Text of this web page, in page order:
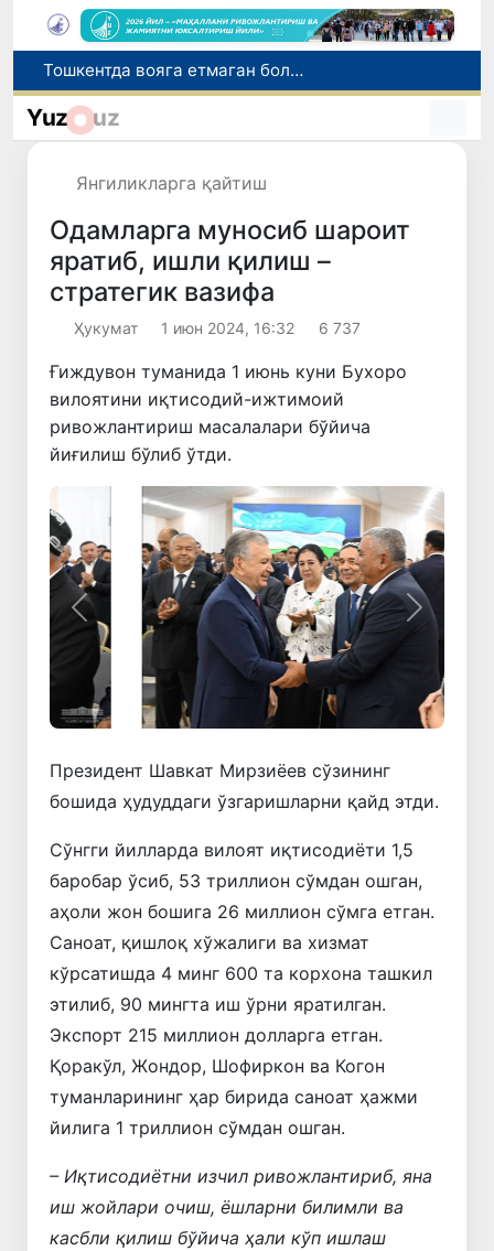
Ўзбекистонликлар соғлиқни сақлаш хизматларига ярим йилда 11 трлн сўмдан зиёд маблағ сарфлади
Нодавлат олийгоҳларга талабалар ўқишини кўчириш муддати 10 августга қадар узайтирилди
Yuz uz
Янгиликларга қайтиш
Одамларга муносиб шароит
яратиб, ишли қилиш –
стратегик вазифа
Ҳукумат 1 июн 2024, 16:32 6 737
Ғиждувон туманида 1 июнь куни Бухоро
вилоятини иқтисодий-ижтимоий
ривожлантириш масалалари бўйича
йиғилиш бўлиб ўтди.
Олдинги Кейинги
Президент Шавкат Мирзиёев сўзининг
бошида ҳудуддаги ўзгаришларни қайд этди.
Сўнгги йилларда вилоят иқтисодиёти 1,5
баробар ўсиб, 53 триллион сўмдан ошган,
аҳоли жон бошига 26 миллион сўмга етган.
Саноат, қишлоқ хўжалиги ва хизмат
кўрсатишда 4 минг 600 та корхона ташкил
этилиб, 90 мингта иш ўрни яратилган.
Экспорт 215 миллион долларга етган.
Қоракўл, Жондор, Шофиркон ва Когон
туманларининг ҳар бирида саноат ҳажми
йилига 1 триллион сўмдан ошган.
– Иқтисодиётни изчил ривожлантириб, яна
иш жойлари очиш, ёшларни билимли ва
касбли қилиш бўйича ҳали кўп ишлаш